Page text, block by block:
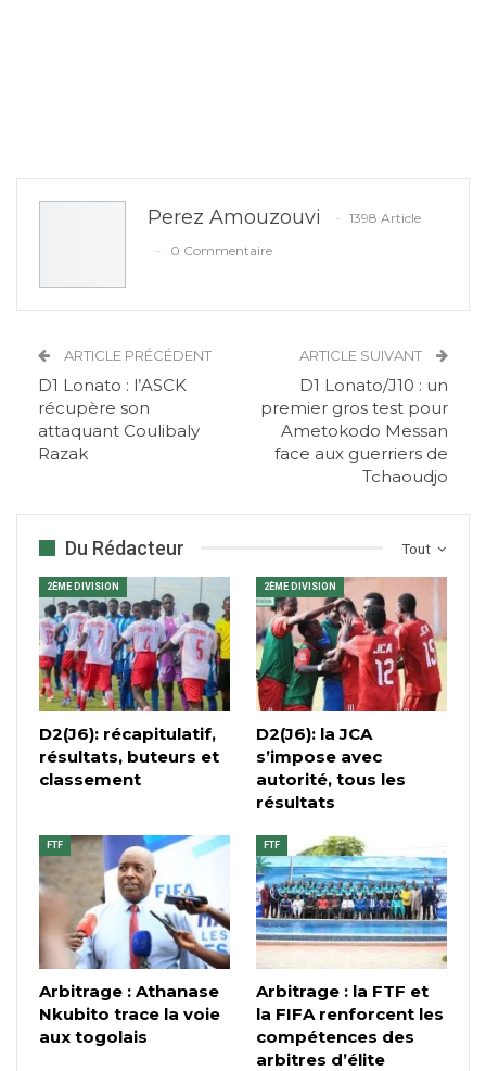
Perez Amouzouvi
1398 Article
0 Commentaire
ARTICLE PRÉCÉDENT
D1 Lonato : l’ASCK
récupère son
attaquant Coulibaly
Razak
ARTICLE SUIVANT
D1 Lonato/J10 : un
premier gros test pour
Ametokodo Messan
face aux guerriers de
Tchaoudjo
Tout
Du Rédacteur
2ÈME DIVISION
D2(J6): récapitulatif,
résultats, buteurs et
classement
2ÈME DIVISION
D2(J6): la JCA
s’impose avec
autorité, tous les
résultats
FTF
Arbitrage : Athanase
Nkubito trace la voie
aux togolais
FTF
Arbitrage : la FTF et
la FIFA renforcent les
compétences des
arbitres d’élite